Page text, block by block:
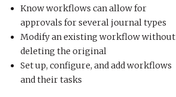
Know workflows can allow for
approvals for several journal types
Modify an existing workflow without
deleting the original
Set up, configure, and add workflows
and their tasks